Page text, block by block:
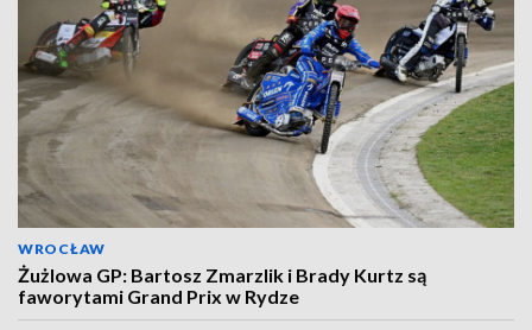
WROCŁAW
Żużlowa GP: Bartosz Zmarzlik i Brady Kurtz są
faworytami Grand Prix w Rydze